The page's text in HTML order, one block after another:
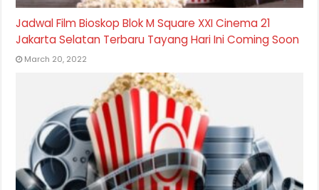
Jadwal Film Bioskop Blok M Square XXI Cinema 21
Jakarta Selatan Terbaru Tayang Hari Ini Coming Soon
March 20, 2022